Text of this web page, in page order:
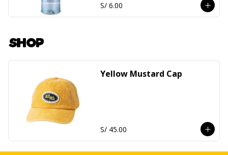
S/ 6.00
SHOP
Yellow Mustard Cap
S/ 45.00